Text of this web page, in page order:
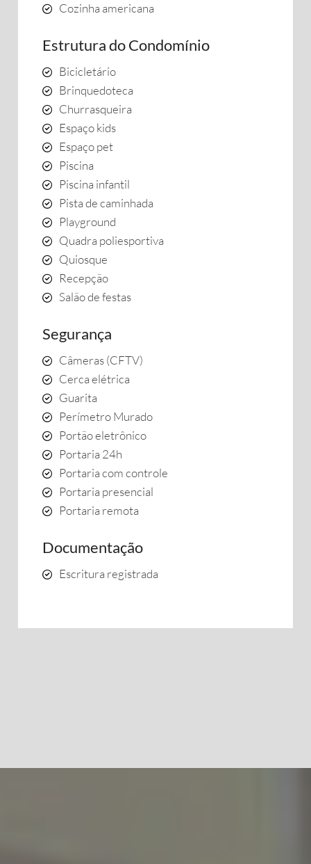
Cozinha americana
Estrutura do Condomínio
Bicicletário
Brinquedoteca
Churrasqueira
Espaço kids
Espaço pet
Piscina
Piscina infantil
Pista de caminhada
Playground
Quadra poliesportiva
Quiosque
Recepção
Salão de festas
Segurança
Câmeras (CFTV)
Cerca elétrica
Guarita
Perímetro Murado
Portão eletrônico
Portaria 24h
Portaria com controle
Portaria presencial
Portaria remota
Documentação
Escritura registrada